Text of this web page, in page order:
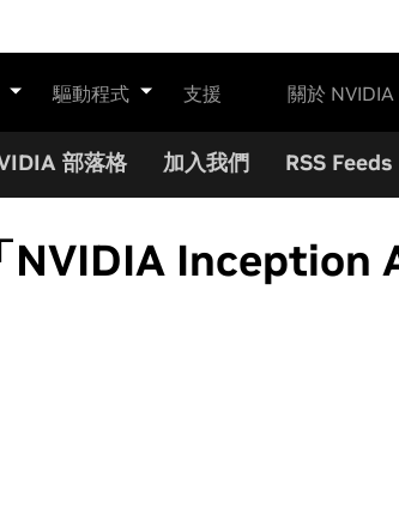
驅動程式 支援 關於 NVIDIA
部落格 加入我們 RSS Feeds
NVIDIA Inception